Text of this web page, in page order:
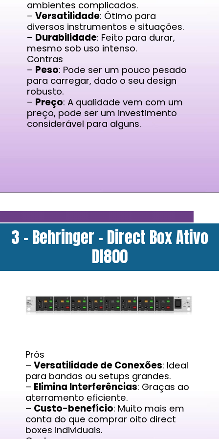
ambientes complicados.
–Versatilidade: Ótimo para
diversos instrumentos e situações.
– Durabilidade: Feito para durar,
mesmo sob uso intenso.
Contras
– Peso: Pode ser um pouco pesado
para carregar, dado o seu design
robusto.
– Preço: A qualidade vem com um
preço, pode ser um investimento
considerável para alguns.
3 - Behringer - Direct Box Ativo
DI800
Prós
–Versatilidade de Conexões: Ideal
para bandas ou setups grandes.
– Elimina Interferências: Graças ao
aterramento eficiente.
– Custo-benefício: Muito mais em
conta do que comprar oito direct
boxes individuais.